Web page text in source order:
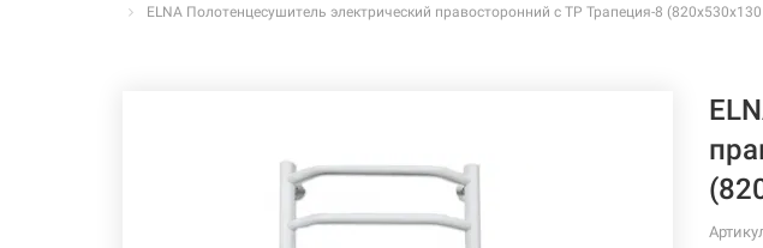
ELNA Полотенцесушитель электрический правосторонний с ТР Трапеция-8